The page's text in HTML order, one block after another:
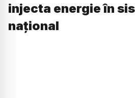
injecta energie în
național